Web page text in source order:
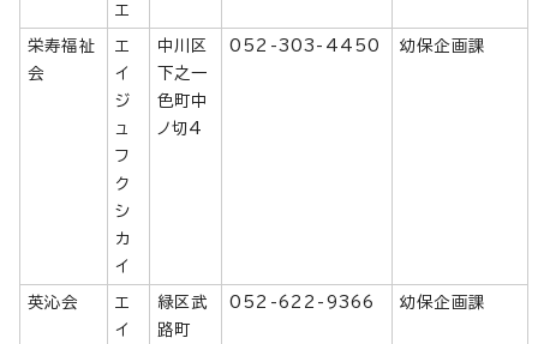
エ
栄寿福祉
会
エ
イ
ジ
ュ
フ
ク
シ
カ
イ
中川区
下之一
色町中
ノ切4
052-303-4450 幼保企画課
英沁会
エ
イ
緑区武
路町
052-622-9366 幼保企画課